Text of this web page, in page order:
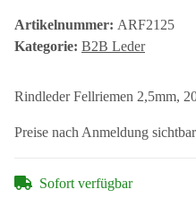
Artikelnummer: ARF2125
Kategorie: B2B Leder
Rindleder Fellriemen 2,5mm,
Preise nach Anmeldung sichtbar
Sofort verfügbar